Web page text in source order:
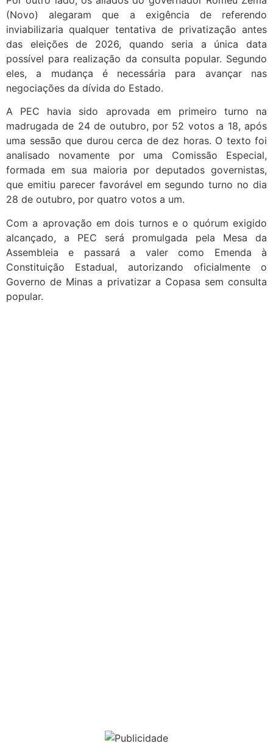
(Novo) alegaram que a exigência de referendo
inviabilizaria qualquer tentativa de privatização antes
das eleições de 2026, quando seria a única data
possível para realização da consulta popular. Segundo
eles, a mudança é necessária para avançar nas
negociações da dívida do Estado.
A PEC havia sido aprovada em primeiro turno na
madrugada de 24 de outubro, por 52 votos a 18, após
uma sessão que durou cerca de dez horas. O texto foi
analisado novamente por uma Comissão Especial,
formada em sua maioria por deputados governistas,
que emitiu parecer favorável em segundo turno no dia
28 de outubro, por quatro votos a um.
Com a aprovação em dois turnos e o quórum exigido
alcançado, a PEC será promulgada pela Mesa da
Assembleia e passará a valer como Emenda à
Constituição Estadual, autorizando oficialmente o
Governo de Minas a privatizar a Copasa sem consulta
popular.